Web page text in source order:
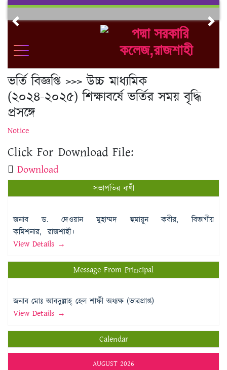
Skip
contentPrevious
ভর্তি বিজ্ঞপ্তি >>> উচ্চ মাধ্যমিক
(২০২৪-২০২৫) শিক্ষাবর্ষে ভর্তির সময় বৃদ্ধি
প্রসঙ্গে
Notice
Click For Download File:
Download
সভাপতির বাণী
জনাব ড. দেওয়ান মুহাম্মদ হুমায়ূন কবীর, বিভাগীয়
কমিশনার, রাজশাহী।
View Details →
Message From Principal
জনাব মোঃ আবদুল্লাহ্ হেল শাফী অধ্যক্ষ (ভারপ্রাপ্ত)
View Details →
Calendar
AUGUST 2026